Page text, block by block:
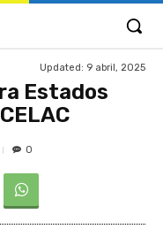
Updated: 9 abril, 2025
Estados
0